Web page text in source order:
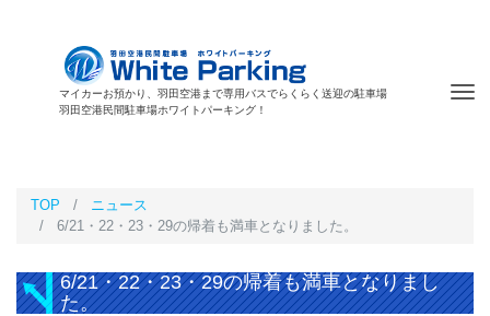
マイカーお預かり、羽田空港まで専用バスでらくらく送迎の駐車場
羽田空港民間駐車場ホワイトパーキング！
TOP
ニュース
6/21・22・23・29の帰着も満車となりました。
6/21・22・23・29の帰着も満車となりまし
た。